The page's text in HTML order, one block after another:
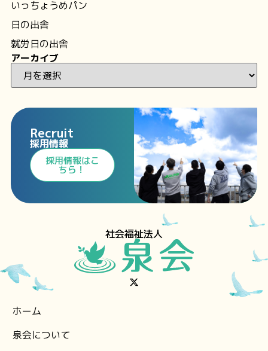
いっちょうめパン
日の出舎
就労日の出舎
アーカイブ
Recruit
採用情報
⁩採用情報⁩はこ
ちら！
社会福祉法人
ホーム
泉会について